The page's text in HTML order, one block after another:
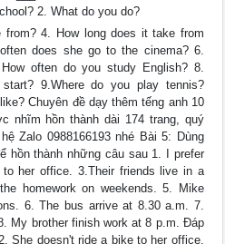
2. What do you do?
from? 4. How long does it take from
does she go to the cinema? 6.
often do you study English? 8.
9.Where do you play tennis?
Chuyên đề dạy thêm tếng anh 10
nhĩm hồn thành dài 174 trang, quý
Zalo 0988166193 nhé Bài 5: Dùng
hồn thành những câu sau 1. I prefer
her office. 3.Their friends live in a
homework on weekends. 5. Mike
6. The bus arrive at 8.30 a.m. 7.
My brother finish work at 8 p.m. Đáp
She doesn't ride a bike to her office.